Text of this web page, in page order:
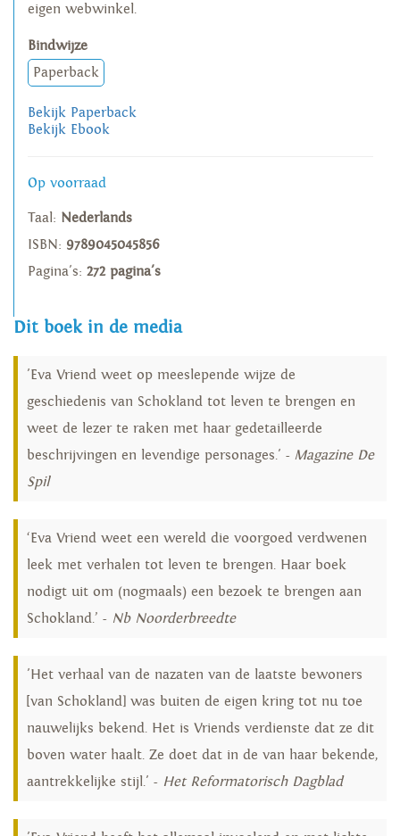
eigen webwinkel.
Bindwijze
Paperback
Bekijk Paperback
Bekijk Ebook
Op voorraad
Taal: Nederlands
ISBN: 9789045045856
Pagina's: 272 pagina's
Dit boek in de media
'Eva Vriend weet op meeslepende wijze de
geschiedenis van Schokland tot leven te brengen en
weet de lezer te raken met haar gedetailleerde
beschrijvingen en levendige personages.' - Magazine De
Spil
‘Eva Vriend weet een wereld die voorgoed verdwenen
leek met verhalen tot leven te brengen. Haar boek
nodigt uit om (nogmaals) een bezoek te brengen aan
Schokland.’ - Nb Noorderbreedte
'Het verhaal van de nazaten van de laatste bewoners
[van Schokland] was buiten de eigen kring tot nu toe
nauwelijks bekend. Het is Vriends verdienste dat ze dit
boven water haalt. Ze doet dat in de van haar bekende,
aantrekkelijke stijl.' - Het Reformatorisch Dagblad